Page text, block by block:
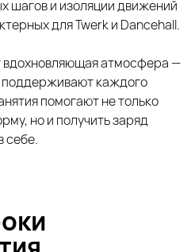
шагов и изоляции движений
для Twerk и Dancehall.
вдохновляющая атмосфера —
каждого
помогают не только
но и получить заряд
себе.